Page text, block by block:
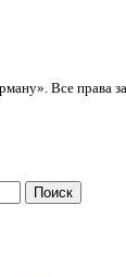
Все права
Поиск